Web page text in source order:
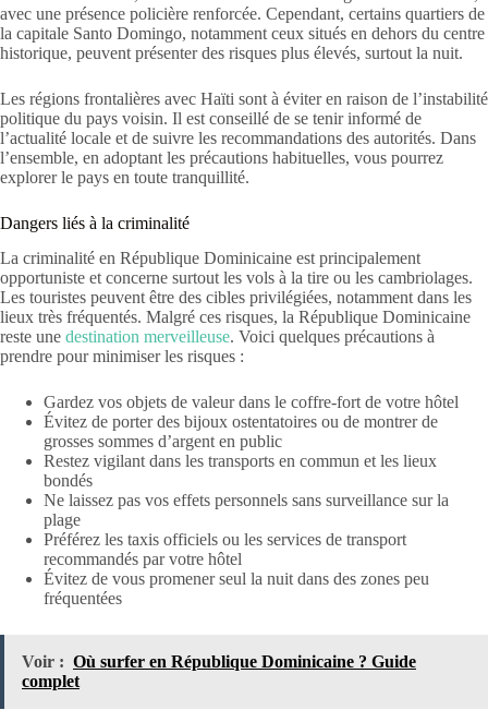
avec une présence policière renforcée. Cependant, certains quartiers de
la capitale Santo Domingo, notamment ceux situés en dehors du centre
historique, peuvent présenter des risques plus élevés, surtout la nuit.
Les régions frontalières avec Haïti sont à éviter en raison de l’instabilité
politique du pays voisin. Il est conseillé de se tenir informé de
l’actualité locale et de suivre les recommandations des autorités. Dans
l’ensemble, en adoptant les précautions habituelles, vous pourrez
explorer le pays en toute tranquillité.
Dangers liés à la criminalité
La criminalité en République Dominicaine est principalement
opportuniste et concerne surtout les vols à la tire ou les cambriolages.
Les touristes peuvent être des cibles privilégiées, notamment dans les
lieux très fréquentés. Malgré ces risques, la République Dominicaine
reste une destination merveilleuse. Voici quelques précautions à
prendre pour minimiser les risques :
Gardez vos objets de valeur dans le coffre-fort de votre hôtel
Évitez de porter des bijoux ostentatoires ou de montrer de
grosses sommes d’argent en public
Restez vigilant dans les transports en commun et les lieux
bondés
Ne laissez pas vos effets personnels sans surveillance sur la
plage
Préférez les taxis officiels ou les services de transport
recommandés par votre hôtel
Évitez de vous promener seul la nuit dans des zones peu
fréquentées
Voir : Où surfer en République Dominicaine ? Guide
complet